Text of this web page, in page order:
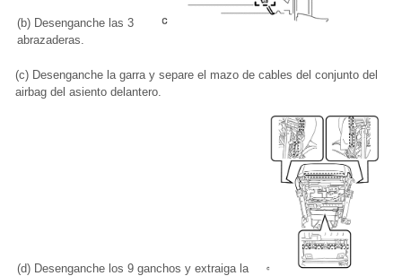
(b) Desenganche las 3
abrazaderas.
(c) Desenganche la garra y separe el mazo de cables del conjunto del
airbag del asiento delantero.
(d) Desenganche los 9 ganchos y extraiga la